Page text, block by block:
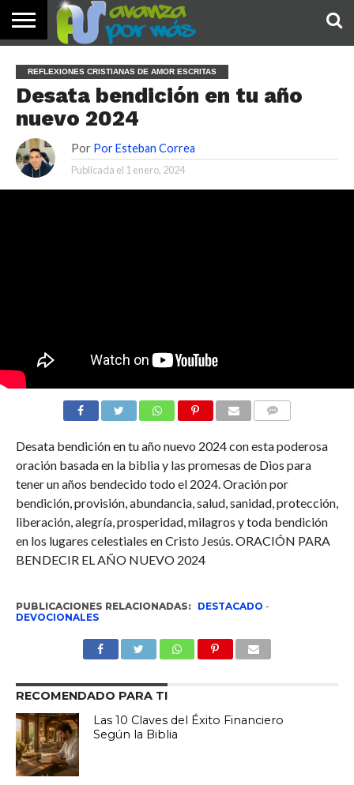
PALABRA
DE HOY
DEVOCIONALES
NOTICIAS
TESTIMONIOS
ORACIONES
SOBRE
NOSOTROS
IMÁGENES
REFLEXIONES CRISTIANAS DE AMOR ESCRITAS
Desata bendición en tu año
nuevo 2024
Por Por Esteban Correa
Publicada el 1 enero, 2024
Desata bendición en tu año nuevo 2024 con esta poderosa
oración basada en la biblia y las promesas de Dios para
tener un años bendecido todo el 2024. Oración por
bendición, provisión, abundancia, salud, sanidad, protección,
liberación, alegría, prosperidad, milagros y toda bendición
en los lugares celestiales en Cristo Jesús. ORACIÓN PARA
BENDECIR EL AÑO NUEVO 2024
PUBLICACIONES RELACIONADAS: DESTACADO -
DEVOCIONALES
RECOMENDADO PARA TI
Las 10 Claves del Éxito Financiero
Según la Biblia